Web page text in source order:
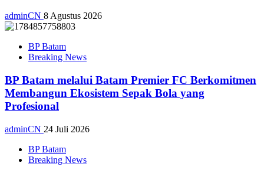
adminCN 8 Agustus 2026
BP Batam
Breaking News
BP Batam melalui Batam Premier FC Berkomitmen
Membangun Ekosistem Sepak Bola yang
Profesional
adminCN 24 Juli 2026
BP Batam
Breaking News